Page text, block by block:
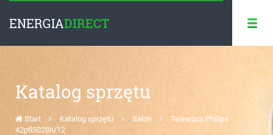
ENERGIADIRECT
Katalog sprzętu
Start Katalog sprzętu Salon
Telewizor Philips
42pfl5028h/12